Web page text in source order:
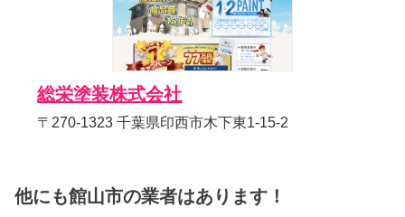
総栄塗装株式会社
〒270-1323 千葉県印西市木下東1-15-2
他にも館山市の業者はあります！